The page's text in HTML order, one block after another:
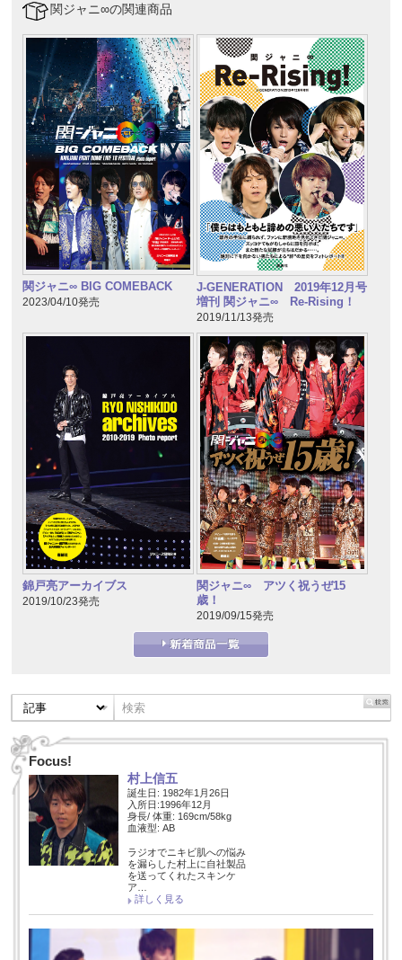
関ジャニ∞の関連商品
関ジャニ∞ BIG COMEBACK
2023/04/10発売
J-GENERATION 2019年12月号
増刊 関ジャニ∞ Re-Rising！
2019/11/13発売
錦戸亮アーカイブス
2019/10/23発売
関ジャニ∞ アツく祝うぜ15
歳！
2019/09/15発売
Focus!
村上信五
誕生日: 1982年1月26日
入所日:1996年12月
身長/ 体重: 169cm/58kg
血液型: AB
ラジオでニキビ肌への悩み
を漏らした村上に自社製品
を送ってくれたスキンケ
ア…
詳しく見る